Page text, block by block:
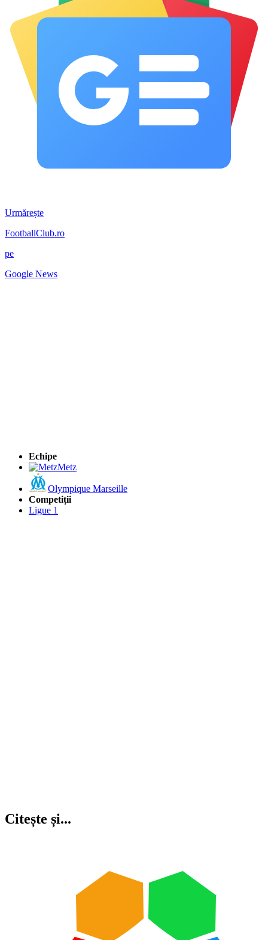
Urmărește
FootballClub.ro
pe
Google News
Echipe
Metz
Olympique Marseille
Competiții
Ligue 1
Citește și...